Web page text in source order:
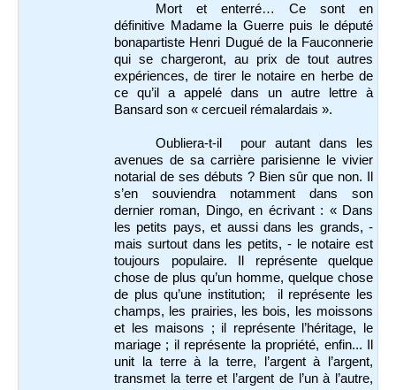
Mort et enterré… Ce sont en
définitive Madame la Guerre puis le député
bonapartiste Henri Dugué de la Fauconnerie
qui se chargeront, au prix de tout autres
expériences, de tirer le notaire en herbe de
ce qu’il a appelé dans un autre lettre à
Bansard son « cercueil rémalardais ».
Oubliera-t-il pour autant dans les
avenues de sa carrière parisienne le vivier
notarial de ses débuts ? Bien sûr que non. Il
s’en souviendra notamment dans son
dernier roman, Dingo, en écrivant : « Dans
les petits pays, et aussi dans les grands, -
mais surtout dans les petits, - le notaire est
toujours populaire. Il représente quelque
chose de plus qu’un homme, quelque chose
de plus qu’une institution; il représente les
champs, les prairies, les bois, les moissons
et les maisons ; il représente l’héritage, le
mariage ; il représente la propriété, enfin... Il
unit la terre à la terre, l’argent à l’argent,
transmet la terre et l’argent de l’un à l’autre,